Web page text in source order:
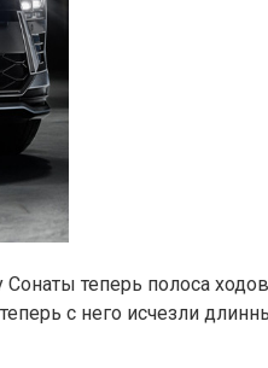
теперь полоса
с него исчезли